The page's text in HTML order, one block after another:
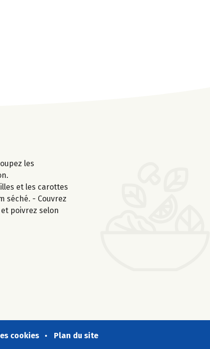
les
et les carottes
séché. - Couvrez
poivrez selon
cookies Plan du site